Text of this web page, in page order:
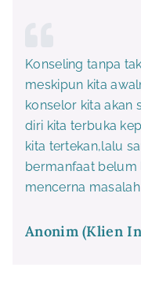
Konseling tanpa
meskipun kita
konselor kita akan
diri kita terbuka
kita tertekan,lalu
bermanfaat
mencerna
Anonim (Klien